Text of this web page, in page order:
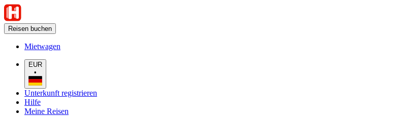
Reisen buchen
Mietwagen
EUR
•
Unterkunft registrieren
Hilfe
Meine Reisen